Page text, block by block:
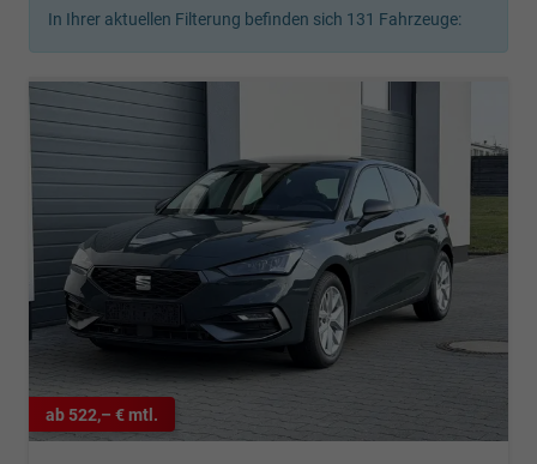
In Ihrer aktuellen Filterung befinden sich 131 Fahrzeuge:
ab 522,– € mtl.